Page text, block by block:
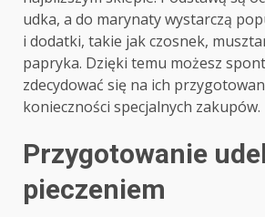
udka, a do marynaty wystarczą
i dodatki, takie jak czosnek,
papryka. Dzięki temu możesz
zdecydować się na ich
konieczności specjalnych zakupów.
Przygotowanie
pieczeniem